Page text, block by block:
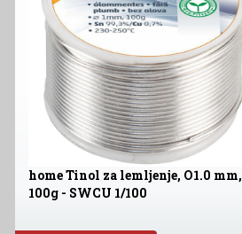
home Tinol za lemljenje, O1.0 mm,
100g - SWCU 1/100